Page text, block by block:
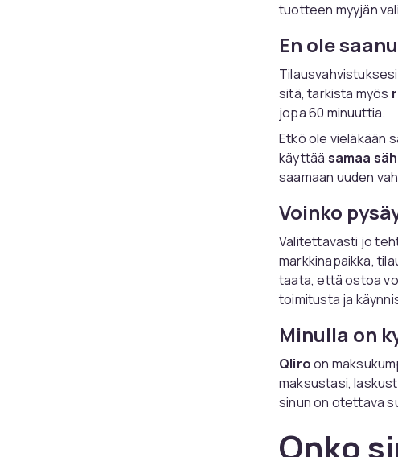
tuotteen myyjän
En ole
sitä, tarkista myös
jopa 60 minuuttia.
Etkö ole vieläkään
käyttää samaa
saamaan uuden
Voinko
Valitettavasti jo
markkinapaikka,
taata, että ostoa
toimitusta ja
Minulla on
Qliroon
maksustasi,
sinun on otettava
Onko